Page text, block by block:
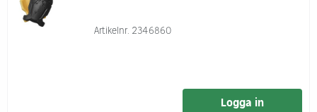
Artikelnr. 2346860
Logga in